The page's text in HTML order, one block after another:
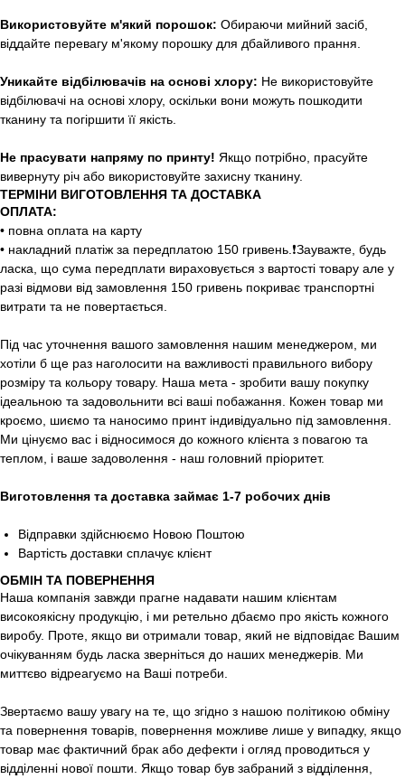
Використовуйте м'який порошок: Обираючи мийний засіб,
віддайте перевагу м'якому порошку для дбайливого прання.
Уникайте відбілювачів на основі хлору: Не використовуйте
відбілювачі на основі хлору, оскільки вони можуть пошкодити
тканину та погіршити її якість.
Не прасувати напряму по принту! Якщо потрібно, прасуйте
вивернуту річ або використовуйте захисну тканину.
ТЕРМІНИ ВИГОТОВЛЕННЯ ТА ДОСТАВКА
ОПЛАТА:
• повна оплата на карту
• накладний платіж за передплатою 150 гривень.❗️Зауважте, будь
ласка, що сума передплати вираховується з вартості товару але у
разі відмови від замовлення 150 гривень покриває транспортні
витрати та не повертається.
Під час уточнення вашого замовлення нашим менеджером, ми
хотіли б ще раз наголосити на важливості правильного вибору
розміру та кольору товару. Наша мета - зробити вашу покупку
ідеальною та задовольнити всі ваші побажання. Кожен товар ми
кроємо, шиємо та наносимо принт індивідуально під замовлення.
Ми цінуємо вас і відносимося до кожного клієнта з повагою та
теплом, і ваше задоволення - наш головний пріоритет.
Виготовлення та доставка займає 1-7 робочих днів
Відправки здійснюємо Новою Поштою
Вартість доставки сплачує клієнт
ОБМІН ТА ПОВЕРНЕННЯ
Наша компанія завжди прагне надавати нашим клієнтам
високоякісну продукцію, і ми ретельно дбаємо про якість кожного
виробу. Проте, якщо ви отримали товар, який не відповідає Вашим
очікуванням будь ласка зверніться до наших менеджерів. Ми
миттєво відреагуємо на Ваші потреби.
Звертаємо вашу увагу на те, що згідно з нашою політикою обміну
та повернення товарів, повернення можливе лише у випадку, якщо
товар має фактичний брак або дефекти і огляд проводиться у
відділенні нової пошти. Якщо товар був забраний з відділення,